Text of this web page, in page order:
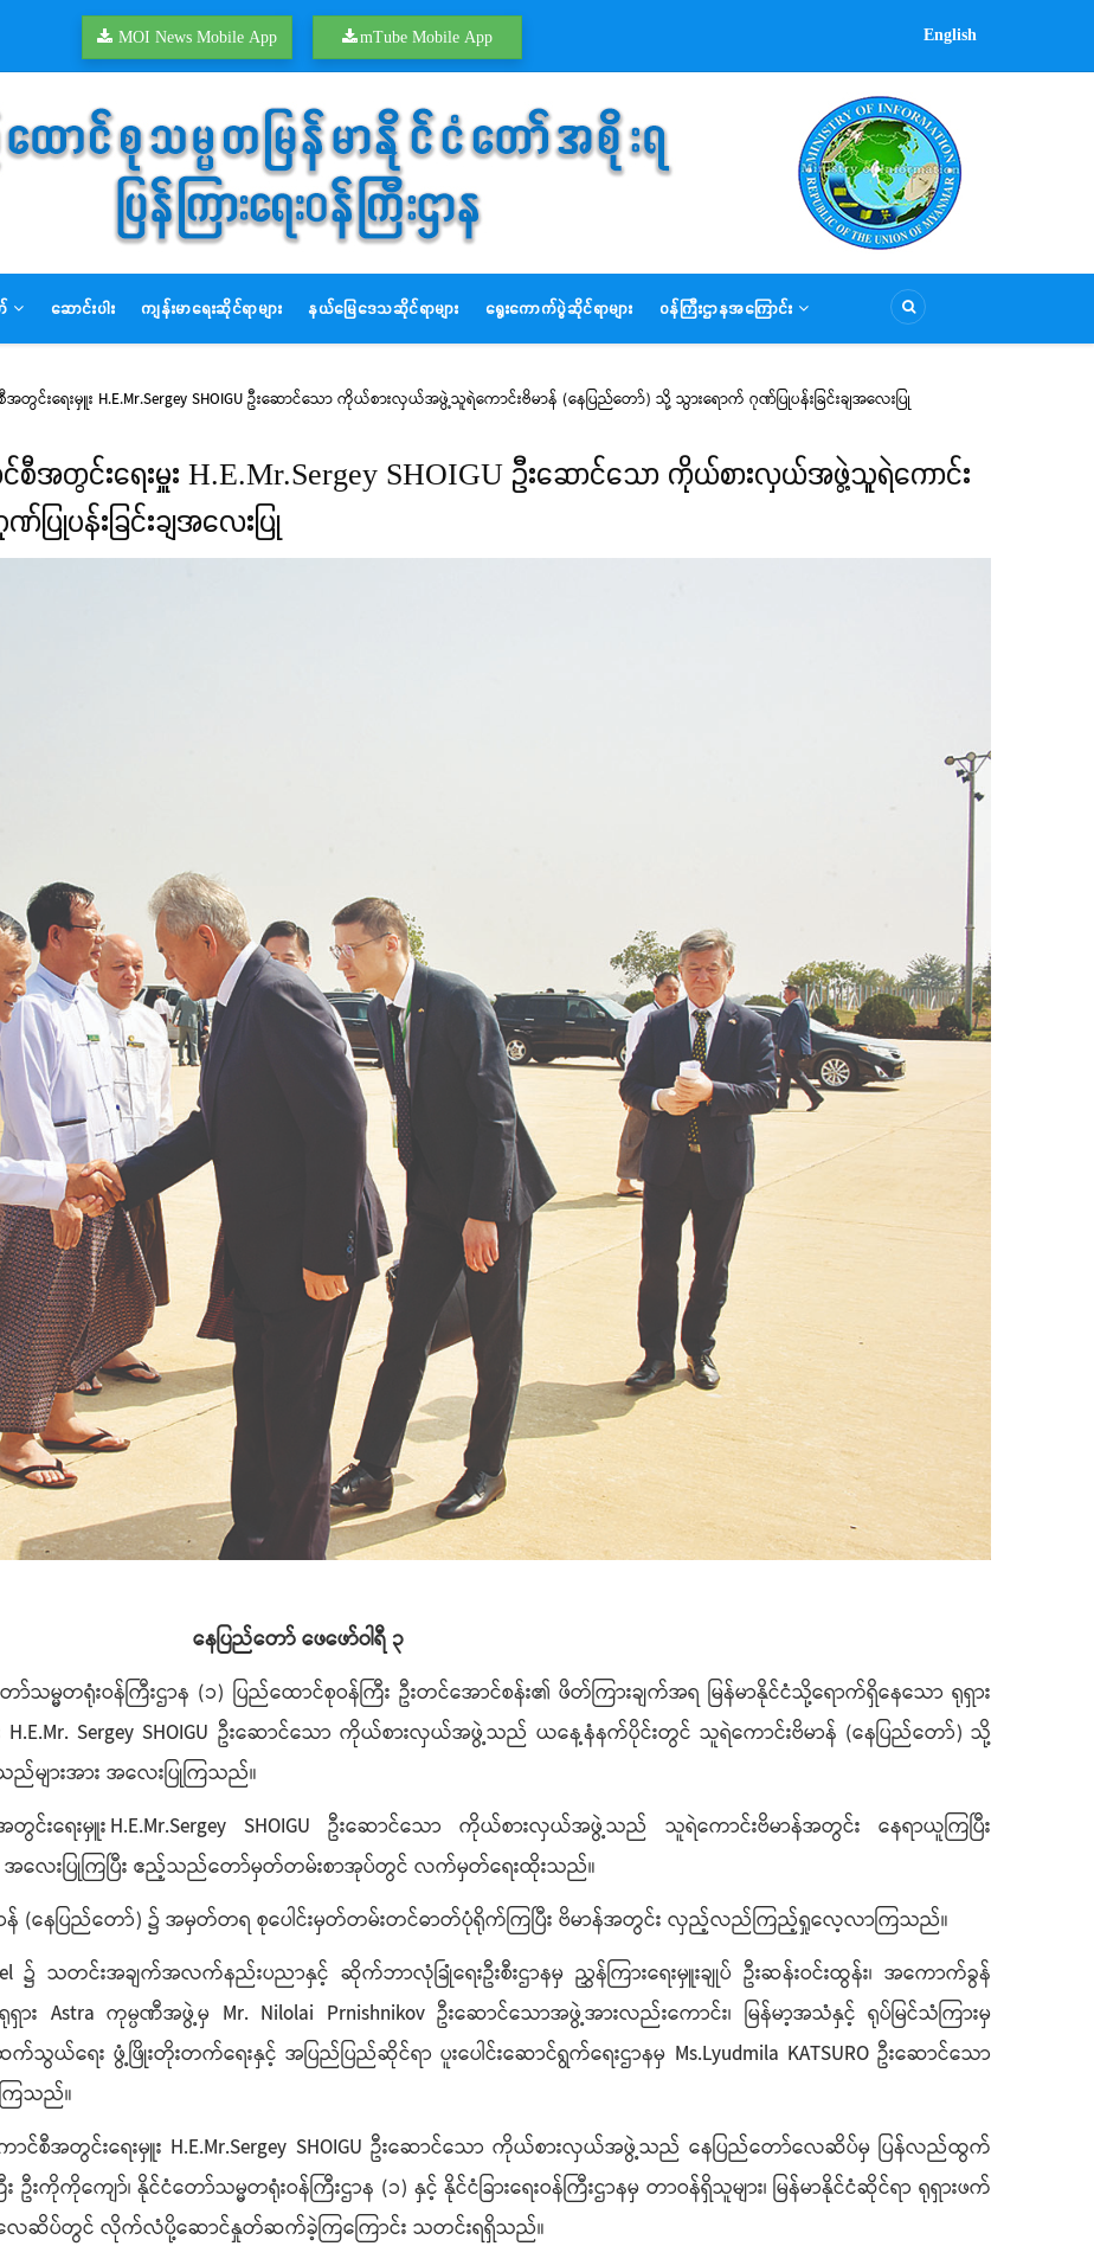
MOI News Mobile App mTube Mobile App English
ဆောင်းပါး ကျန်းမာရေးဆိုင်ရာများ နယ်မြေဒေသဆိုင်ရာများ ရွေးကောက်ပွဲဆိုင်ရာများ ဝန်ကြီးဌာနအကြောင်း
အတွင်းရေးမှူး H.E.Mr.Sergey SHOIGU ဦးဆောင်သော ကိုယ်စားလှယ်အဖွဲ့သူရဲကောင်းဗိမာန် (နေပြည်တော်) သို့ သွားရောက် ဂုဏ်ပြုပန်းခြင်းချအလေးပြု
င်စီအတွင်းရေးမှူး H.E.Mr.Sergey SHOIGU ဦးဆောင်သော ကိုယ်စားလှယ်အဖွဲ့သူရဲကောင်း
ြုပန်းခြင်းချအလေးပြု
နေပြည်တော် ဖေဖော်ဝါရီ ၃
ာ်သမ္မတရုံးဝန်ကြီးဌာန (၁) ပြည်ထောင်စုဝန်ကြီး ဦးတင်အောင်စန်း၏ ဖိတ်ကြားချက်အရ မြန်မာနိုင်ငံသို့ရောက်ရှိနေသော ရုရှား
H.E.Mr. Sergey SHOIGU ဦးဆောင်သော ကိုယ်စားလှယ်အဖွဲ့သည် ယနေ့နံနက်ပိုင်းတွင် သူရဲကောင်းဗိမာန် (နေပြည်တော်) သို့
ည်များအား အလေးပြုကြသည်။
တွင်းရေးမှူးH.E.Mr.Sergey SHOIGU ဦးဆောင်သော ကိုယ်စားလှယ်အဖွဲ့သည် သူရဲကောင်းဗိမာန်အတွင်း နေရာယူကြပြီး
ကာ အလေးပြုကြပြီး ဧည့်သည်တော်မှတ်တမ်းစာအုပ်တွင် လက်မှတ်ရေးထိုးသည်။
နေပြည်တော်) ၌ အမှတ်တရ စုပေါင်းမှတ်တမ်းတင်ဓာတ်ပုံရိုက်ကြပြီး ဗိမာန်အတွင်း လှည့်လည်ကြည့်ရှုလေ့လာကြသည်။
၌ သတင်းအချက်အလက်နည်းပညာနှင့် ဆိုက်ဘာလုံခြုံရေးဦးစီးဌာနမှ ညွှန်ကြားရေးမှူးချုပ် ဦးဆန်းဝင်းထွန်း၊ အကောက်ခွန်
ား Astra ကုမ္ပဏီအဖွဲ့မှ Mr. Nilolai Prnishnikov ဦးဆောင်သောအဖွဲ့အားလည်းကောင်း၊ မြန်မာ့အသံနှင့် ရုပ်မြင်သံကြားမှ
သွယ်ရေး ဖွံ့ဖြိုးတိုးတက်ရေးနှင့် အပြည်ပြည်ဆိုင်ရာ ပူးပေါင်းဆောင်ရွက်ရေးဌာနမှ Ms.Lyudmila KATSURO ဦးဆောင်သော
ြသည်။
ကောင်စီအတွင်းရေးမှူး H.E.Mr.Sergey SHOIGU ဦးဆောင်သော ကိုယ်စားလှယ်အဖွဲ့သည် နေပြည်တော်လေဆိပ်မှ ပြန်လည်ထွက်
ဦးကိုကိုကျော်၊ နိုင်ငံတော်သမ္မတရုံးဝန်ကြီးဌာန (၁) နှင့် နိုင်ငံခြားရေးဝန်ကြီးဌာနမှ တာဝန်ရှိသူများ၊ မြန်မာနိုင်ငံဆိုင်ရာ ရုရှားဖက်
က လေဆိပ်တွင် လိုက်လံပို့ဆောင်နှုတ်ဆက်ခဲ့ကြကြောင်း သတင်းရရှိသည်။